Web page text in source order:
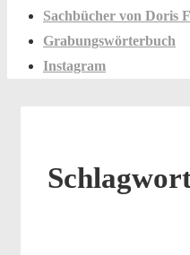
Sachbücher von Doris
Grabungswörterbuch
Instagram